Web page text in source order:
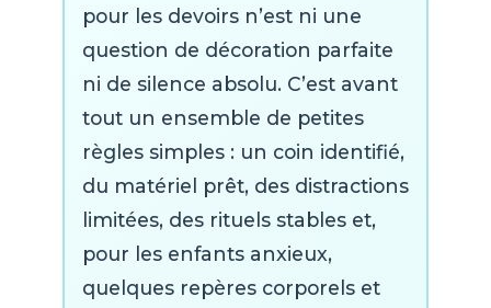
pour les devoirs n’est ni une
question de décoration parfaite
ni de silence absolu. C’est avant
tout un ensemble de petites
règles simples : un coin identifié,
du matériel prêt, des distractions
limitées, des rituels stables et,
pour les enfants anxieux,
quelques repères corporels et